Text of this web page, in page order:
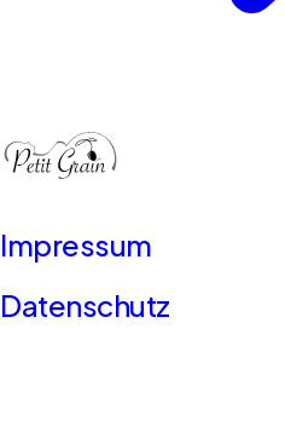
Impressum
Datenschutz